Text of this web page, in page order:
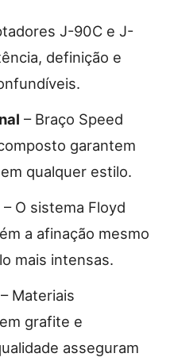
J-90C e J-
definição e
– Braço Speed
garantem
qualquer estilo.
– O sistema Floyd
a afinação mesmo
mais intensas.
– Materiais
grafite e
asseguram